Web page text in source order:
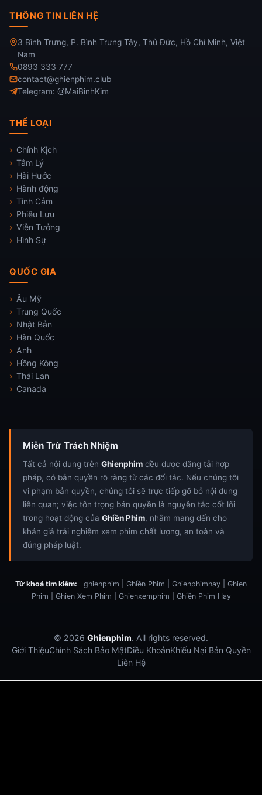
THÔNG TIN LIÊN HỆ
3 Bình Trưng, P. Bình Trưng Tây, Thủ Đức, Hồ Chí Minh, Việt
Nam
0893 333 777
contact@ghienphim.club
Telegram: @MaiBinhKim
THỂ LOẠI
Chính Kịch
Tâm Lý
Hài Hước
Hành động
Tình Cảm
Phiêu Lưu
Viễn Tưởng
Hình Sự
QUỐC GIA
Âu Mỹ
Trung Quốc
Nhật Bản
Hàn Quốc
Anh
Hồng Kông
Thái Lan
Canada
Miễn Trừ Trách Nhiệm
Tất cả nội dung trên Ghienphim đều được đăng tải hợp
pháp, có bản quyền rõ ràng từ các đối tác. Nếu chúng tôi
vi phạm bản quyền, chúng tôi sẽ trực tiếp gỡ bỏ nội dung
liên quan; việc tôn trọng bản quyền là nguyên tắc cốt lõi
trong hoạt động của Ghiền Phim, nhằm mang đến cho
khán giả trải nghiệm xem phim chất lượng, an toàn và
đúng pháp luật.
Từ khoá tìm kiếm:
ghienphim | Ghiền Phim | Ghienphimhay | Ghien
Phim | Ghien Xem Phim | Ghienxemphim | Ghiền Phim Hay
© 2026 Ghienphim. All rights reserved.
Giới ThiệuChính Sách Bảo MậtĐiều KhoảnKhiếu Nại Bản Quyền
Liên Hệ